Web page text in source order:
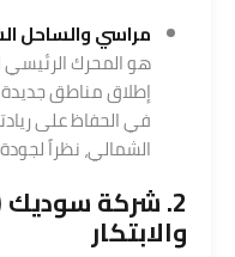
مراسي والساحل
هو المحرك الرئيسي
في الحفاظ على
الشمالي، نظراً
2. شركة سوديك (
والابتكار